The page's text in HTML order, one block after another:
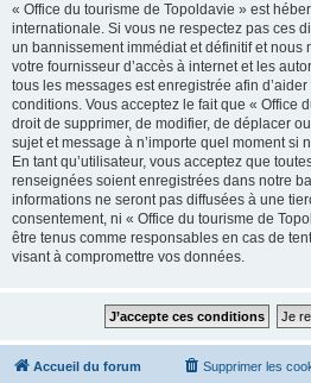
« Office du tourisme de Topoldavie » est
internationale. Si vous ne respectez pas ces
un bannissement immédiat et définitif et nous
votre fournisseur d’accès à internet et les
tous les messages est enregistrée afin
conditions. Vous acceptez le fait que « Office
droit de supprimer, de modifier, de déplacer
sujet et message à n’importe quel moment si
En tant qu’utilisateur, vous acceptez que
renseignées soient enregistrées dans notre
informations ne seront pas diffusées à une
consentement, ni « Office du tourisme de
être tenus comme responsables en cas de
visant à compromettre vos données.
Accueil du forum Supprimer les